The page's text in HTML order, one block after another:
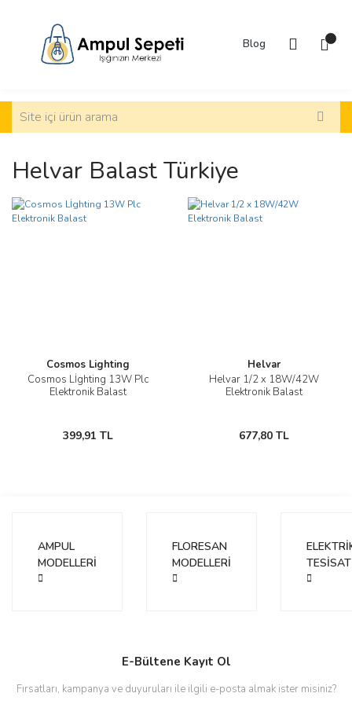
Blog
Helvar Balast Türkiye
Cosmos Lighting
Cosmos Lİghting 13W Plc
Elektronik Balast
399,91 TL
Helvar
Helvar 1/2 x 18W/42W
Elektronik Balast
677,80 TL
AMPUL
MODELLERİ
FLORESAN
MODELLERİ
TESİSAT
E-Bültene Kayıt Ol
Fırsatları, kampanya ve duyuruları ile ilgili e-posta almak ister misiniz?